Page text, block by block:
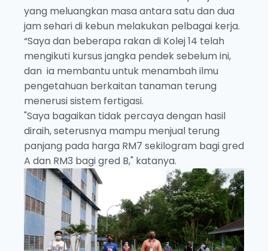
yang meluangkan masa antara satu dan dua
jam sehari di kebun melakukan pelbagai kerja.
“Saya dan beberapa rakan di Kolej 14 telah
mengikuti kursus jangka pendek sebelum ini,
dan ia membantu untuk menambah ilmu
pengetahuan berkaitan tanaman terung
menerusi sistem fertigasi.
"Saya bagaikan tidak percaya dengan hasil
diraih, seterusnya mampu menjual terung
panjang pada harga RM7 sekilogram bagi gred
A dan RM3 bagi gred B," katanya.